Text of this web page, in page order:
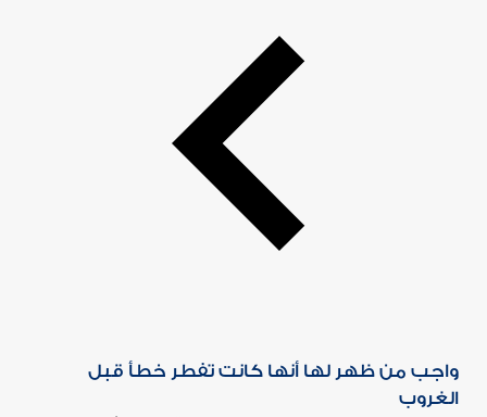
واجب من ظهر لها أنها كانت تفطر خطأ قبل
الغروب